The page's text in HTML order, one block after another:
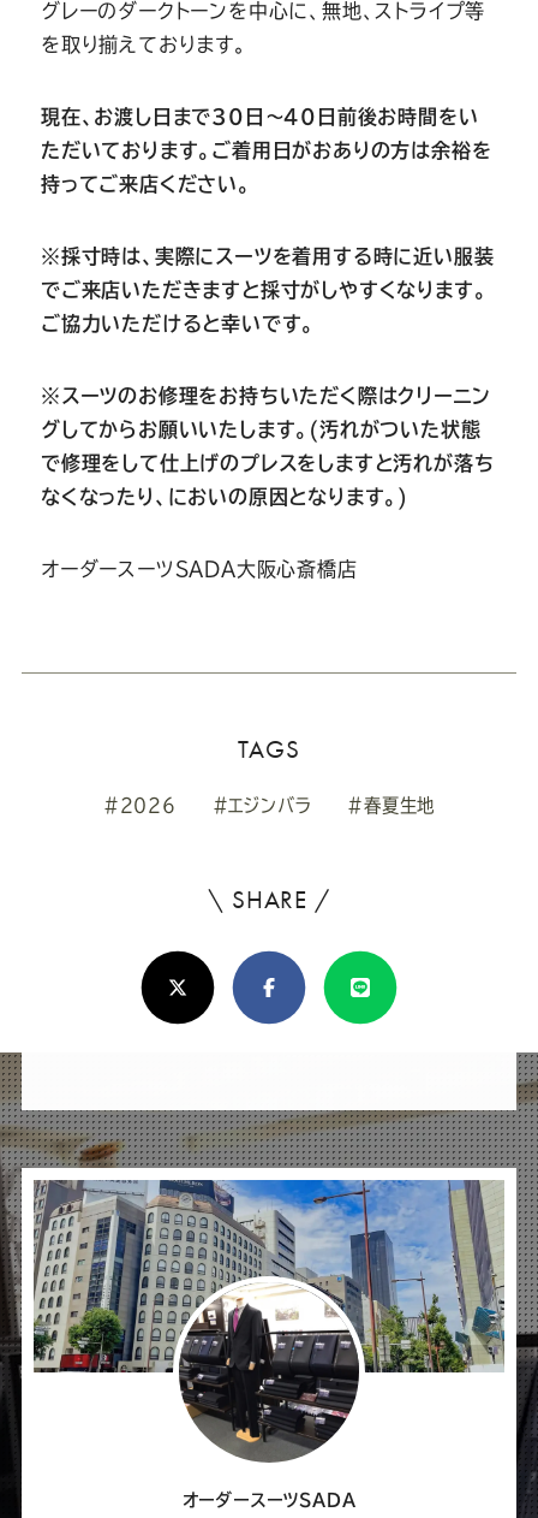
グレーのダークトーンを中心に、無地、ストライプ等
を取り揃えております。
現在、お渡し日まで30日～40日前後お時間をい
ただいております。ご着用日がおありの方は余裕を
持ってご来店ください。
※採寸時は、実際にスーツを着用する時に近い服装
でご来店いただきますと採寸がしやすくなります。
ご協力いただけると幸いです。
※スーツのお修理をお持ちいただく際はクリーニン
グしてからお願いいたします。(汚れがついた状態
で修理をして仕上げのプレスをしますと汚れが落ち
なくなったり、においの原因となります。)
オーダースーツSADA大阪心斎橋店
TAGS
#2026 #エジンバラ #春夏生地
\ SHARE /
ろ
し
け
ば
シ
ェ
ア
し
て
く
だ
X(Twitter)FacebookLine
オーダースーツSADA